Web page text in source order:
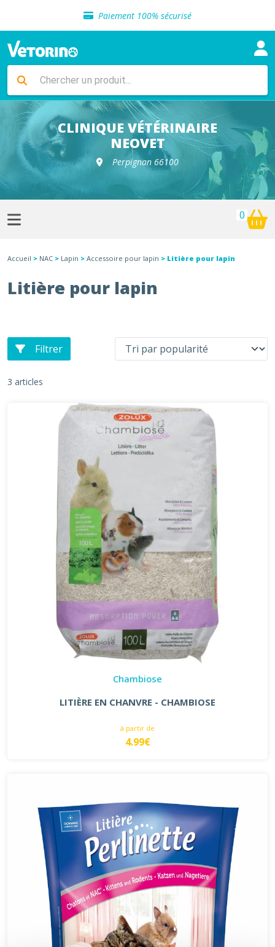
Paiement 100% sécurisé
Livraison gratuite en clinique vétérinaire
Sélection de croquettes vétérinaire
Livraison gratuite en clinique vétérinaire
Retour gratuit en clinique
Sélection de croquettes vétérinaire
CLINIQUE VÉTÉRINAIRE
NEOVET
Perpignan 66100
0
Accueil > NAC > Lapin > Accessoire pour lapin > Litière pour lapin
Litière pour lapin
Filtrer
3 articles
Chambiose
LITIÈRE EN CHANVRE - CHAMBIOSE
à partir de
4.99€